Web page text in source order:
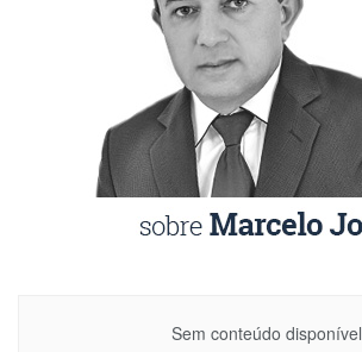
Sem conteúdo disponível